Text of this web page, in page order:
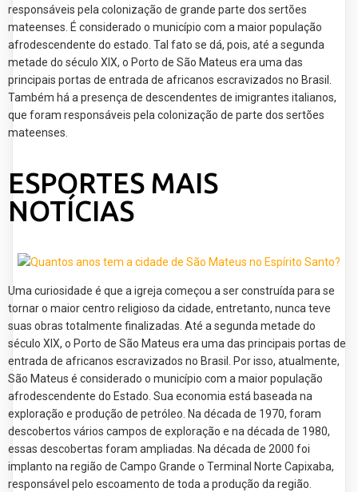
responsáveis pela colonização de grande parte dos sertões
mateenses. É considerado o município com a maior população
afrodescendente do estado. Tal fato se dá, pois, até a segunda
metade do século XIX, o Porto de São Mateus era uma das
principais portas de entrada de africanos escravizados no Brasil.
Também há a presença de descendentes de imigrantes italianos,
que foram responsáveis pela colonização de parte dos sertões
mateenses.
ESPORTES MAIS
NOTÍCIAS
Uma curiosidade é que a igreja começou a ser construída para se
tornar o maior centro religioso da cidade, entretanto, nunca teve
suas obras totalmente finalizadas. Até a segunda metade do
século XIX, o Porto de São Mateus era uma das principais portas de
entrada de africanos escravizados no Brasil. Por isso, atualmente,
São Mateus é considerado o município com a maior população
afrodescendente do Estado. Sua economia está baseada na
exploração e produção de petróleo. Na década de 1970, foram
descobertos vários campos de exploração e na década de 1980,
essas descobertas foram ampliadas. Na década de 2000 foi
implanto na região de Campo Grande o Terminal Norte Capixaba,
responsável pelo escoamento de toda a produção da região.